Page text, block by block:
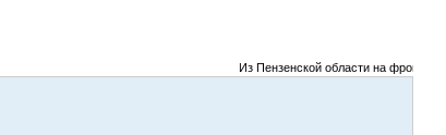
Из Пензенской области на фронты